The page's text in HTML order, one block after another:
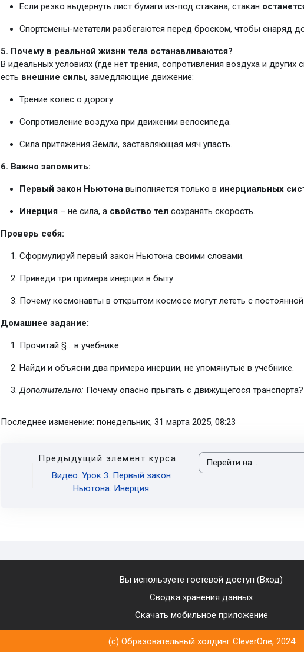
Если резко выдернуть лист бумаги из-под стакана, стакан
Спортсмены-метатели разбегаются перед броском, чтобы снаряд
5. Почему в реальной жизни тела останавливаются?
В идеальных условиях (где нет трения, сопротивления воздуха и
есть внешние силы, замедляющие движение:
Трение колес о дорогу.
Сопротивление воздуха при движении велосипеда.
Сила притяжения Земли, заставляющая мяч упасть.
6. Важно запомнить:
Первый закон Ньютона выполняется только в инерциальных
Инерция – не сила, а свойство тел сохранять скорость.
Проверь себя:
Сформулируй первый закон Ньютона своими словами.
Приведи три примера инерции в быту.
Почему космонавты в открытом космосе могут лететь с
Домашнее задание:
Прочитай §... в учебнике.
Найди и объясни два примера инерции, не упомянутые в учебнике.
Дополнительно: Почему опасно прыгать с движущегося транспорта?
Последнее изменение: понедельник, 31 марта 2025, 08:23
Предыдущий элемент курса
Видео. Урок 3. Первый закон
Ньютона. Инерция
Перейти на...
Вы используете гостевой доступ (Вход)
Сводка хранения данных
Скачать мобильное приложение
(c) Образовательный холдинг CleverOne, 2024